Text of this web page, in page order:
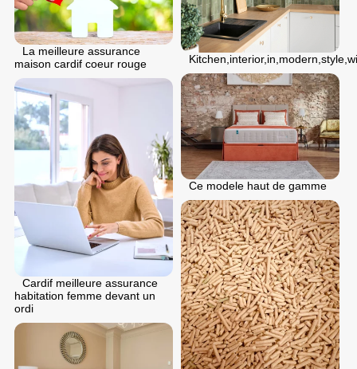
La meilleure assurance
maison cardif coeur rouge
Ce modele haut de gamme
Cardif meilleure assurance
habitation femme devant un
ordi